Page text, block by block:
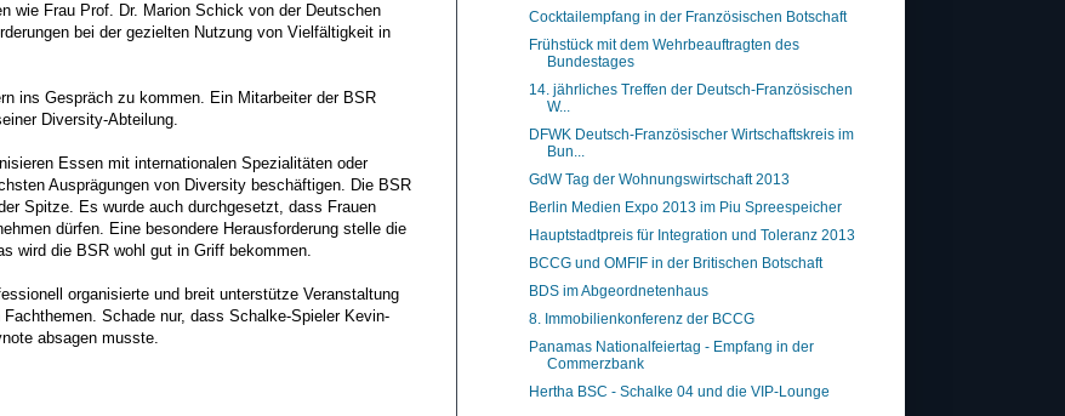
wie Frau Prof. Dr. Marion Schick von der Deutschen
bei der gezielten Nutzung von Vielfältigkeit in
ins Gespräch zu kommen. Ein Mitarbeiter der BSR
Diversity-Abteilung.
Essen mit internationalen Spezialitäten oder
Ausprägungen von Diversity beschäftigen. Die BSR
Spitze. Es wurde auch durchgesetzt, dass Frauen
dürfen. Eine besondere Herausforderung stelle die
wird die BSR wohl gut in Griff bekommen.
organisierte und breit unterstütze Veranstaltung
Schade nur, dass Schalke-Spieler Kevin-
absagen musste.
Cocktailempfang in der Französischen Botschaft
Frühstück mit dem Wehrbeauftragten des
Bundestages
14. jährliches Treffen der Deutsch-Französischen
W...
DFWK Deutsch-Französischer Wirtschaftskreis im
Bun...
GdW Tag der Wohnungswirtschaft 2013
Berlin Medien Expo 2013 im Piu Spreespeicher
Hauptstadtpreis für Integration und Toleranz 2013
BCCG und OMFIF in der Britischen Botschaft
BDS im Abgeordnetenhaus
8. Immobilienkonferenz der BCCG
Panamas Nationalfeiertag - Empfang in der
Commerzbank
Hertha BSC - Schalke 04 und die VIP-Lounge